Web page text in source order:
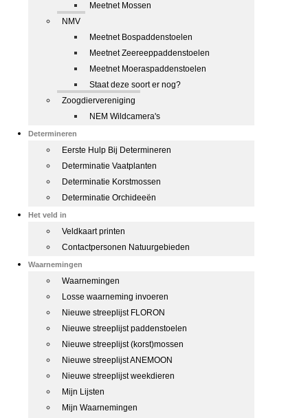
Meetnet Mossen
NMV
Meetnet Bospaddenstoelen
Meetnet Zeereeppaddenstoelen
Meetnet Moeraspaddenstoelen
Staat deze soort er nog?
Zoogdiervereniging
NEM Wildcamera's
Determineren
Eerste Hulp Bij Determineren
Determinatie Vaatplanten
Determinatie Korstmossen
Determinatie Orchideeën
Het veld in
Veldkaart printen
Contactpersonen Natuurgebieden
Waarnemingen
Waarnemingen
Losse waarneming invoeren
Nieuwe streeplijst FLORON
Nieuwe streeplijst paddenstoelen
Nieuwe streeplijst (korst)mossen
Nieuwe streeplijst ANEMOON
Nieuwe streeplijst weekdieren
Mijn Lijsten
Mijn Waarnemingen